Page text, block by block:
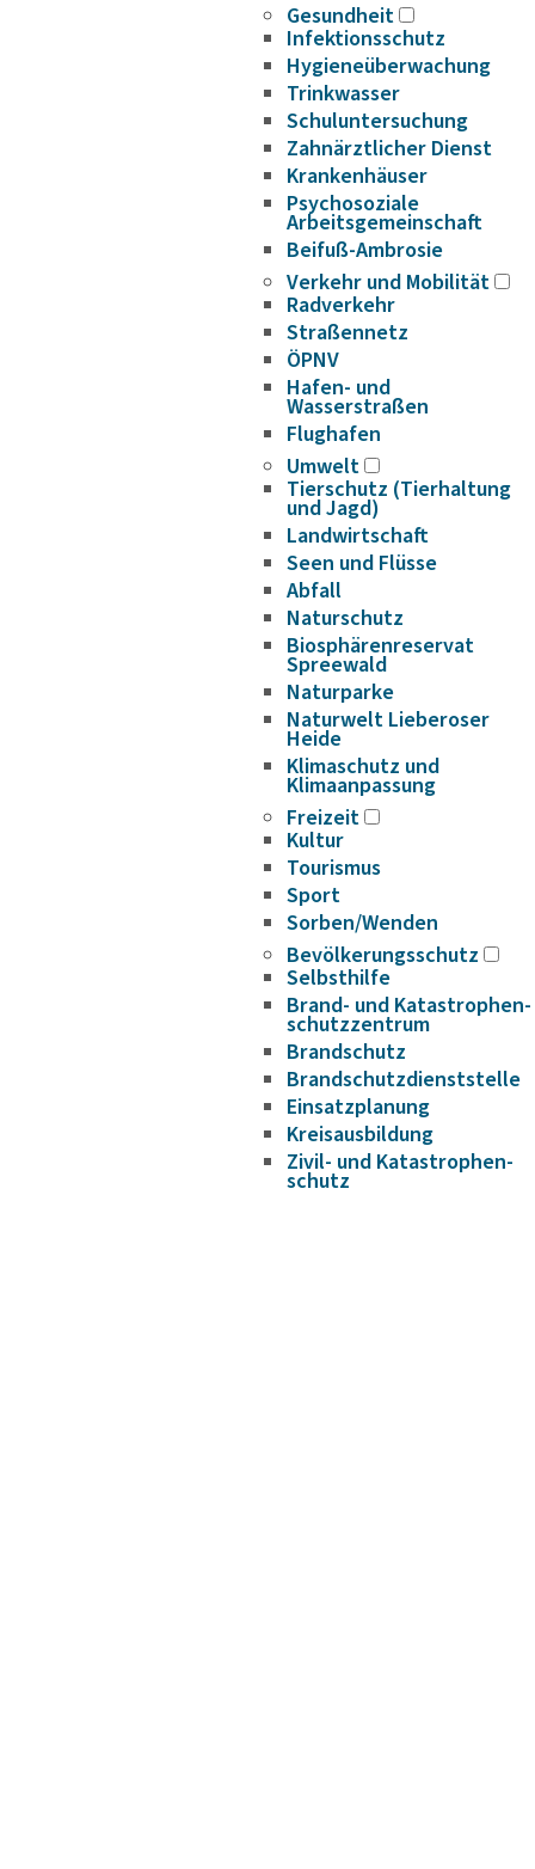
Gesundheit
Infektionsschutz
Hygieneüberwachung
Trinkwasser
Schuluntersuchung
Zahnärztlicher Dienst
Krankenhäuser
Psychosoziale
Arbeitsgemeinschaft
Beifuß-Ambrosie
Verkehr und Mobilität
Radverkehr
Straßennetz
ÖPNV
Hafen- und
Wasserstraßen
Flughafen
Umwelt
Tierschutz (Tierhaltung
und Jagd)
Landwirtschaft
Seen und Flüsse
Abfall
Naturschutz
Biosphärenreservat
Spreewald
Naturparke
Naturwelt Lieberoser
Heide
Klimaschutz und
Klimaanpassung
Freizeit
Kultur
Tourismus
Sport
Sorben/Wenden
Bevöl­ke­rungs­schutz
Selbst­hilfe
Brand- und Kata­s­tro­­phen­­
schutz­­zen­trum
Brand­schutz
Brand­schutz­dienst­stelle
Einsatz­pla­nung
Kreis­aus­­bil­­dung
Zivil- und Kata­s­tro­­phen­­
schutz